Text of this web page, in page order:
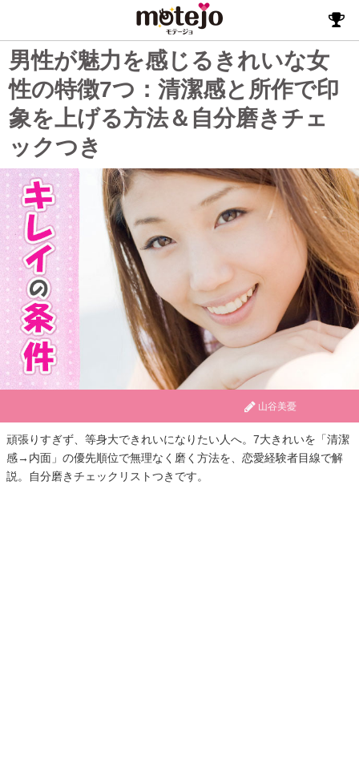
男性が魅力を感じるきれいな女
性の特徴7つ：清潔感と所作で印
象を上げる方法＆自分磨きチェ
ックつき
山谷美憂
頑張りすぎず、等身大できれいになりたい人へ。7大きれいを「清潔
感→内面」の優先順位で無理なく磨く方法を、恋愛経験者目線で解
説。自分磨きチェックリストつきです。